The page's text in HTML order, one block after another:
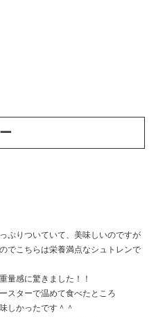
ぷりついていて、美味しいのですが
でこちらは栄養満点なシュトレンで
量感に驚きました！！
スターで温めて食べたところ
しかったです＾＾